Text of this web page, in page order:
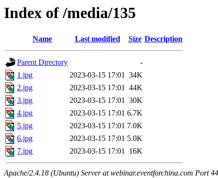
Index of /media/135
Name Last modified Size Description
Parent Directory
-
1.jpg
2023-03-15 17:01 34K
2.jpg
2023-03-15 17:01 44K
3.jpg
2023-03-15 17:01 30K
4.jpg
2023-03-15 17:01 6.7K
5.jpg
2023-03-15 17:01 7.0K
6.jpg
2023-03-15 17:01 5.0K
7.jpg
2023-03-15 17:01 16K
Apache/2.4.18 (Ubuntu) Server at webinar.eventforchina.com Port